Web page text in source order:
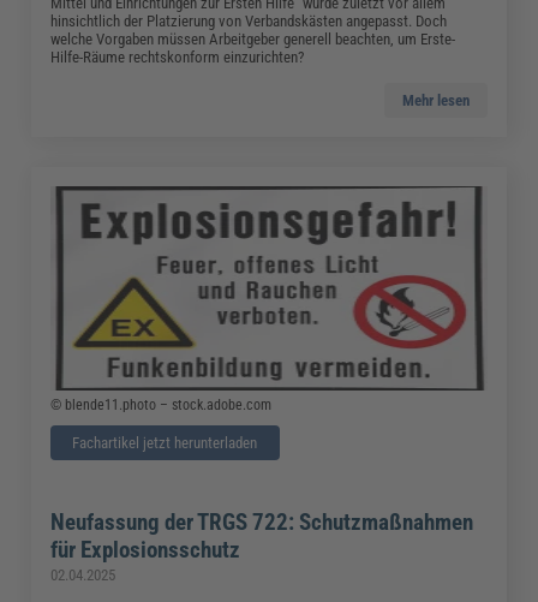
hinsichtlich der Platzierung von Verbandskästen angepasst. Doch
welche Vorgaben müssen Arbeitgeber generell beachten, um Erste-
Hilfe-Räume rechtskonform einzurichten?
Mehr lesen
© blende11.photo – stock.adobe.com
Fachartikel jetzt herunterladen
Neufassung der TRGS 722: Schutzmaßnahmen
für Explosionsschutz
02.04.2025